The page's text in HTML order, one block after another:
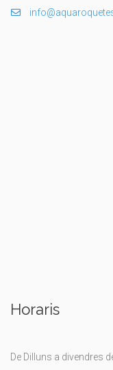
Horaris
De Dilluns a divendres